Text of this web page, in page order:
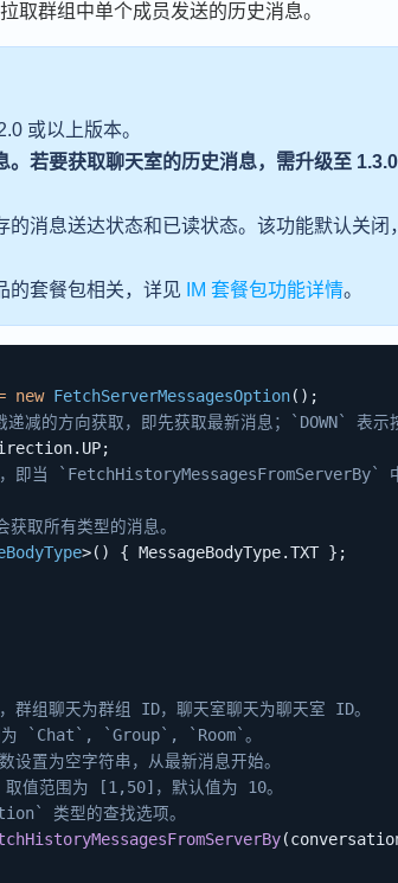
取群组中单个成员发送的历史消息。
或以上版本。
若要获取聊天室的历史消息，需升级至
消息送达状态和已读状态。该功能默认关闭
的套餐包相关，详见
IM 套餐包功能详情。
new FetchServerMessagesOption( ) ;
的方向获取，即先获取最新消息；`DOWN` 表示
. UP;
，即当
取所有类型的消息。
>( ) { MessageBodyType.TXT } ;
聊天为群组 ID，聊天室聊天为聊天室 ID。
为 `Chat`, `Group`, `Room`。
为空字符串，从最新消息开始。
值范围为 [1,50]，默认值为 10。
类型的查找选项。
(